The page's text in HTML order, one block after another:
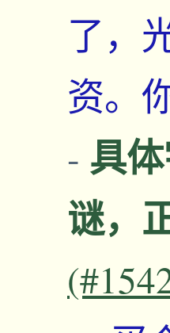
了，
资。
- 具
谜，